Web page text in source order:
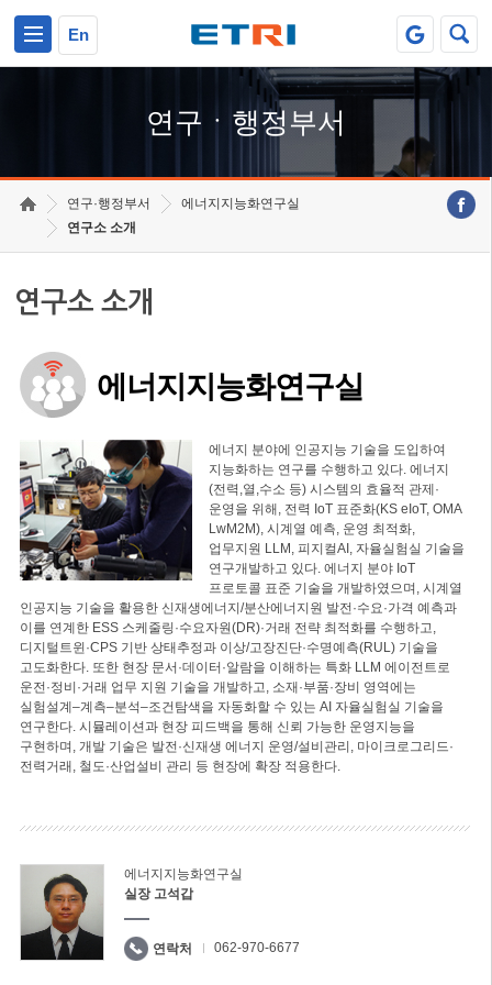
En
연구ㆍ행정부서
연구·행정부서
에너지지능화연구실
연구소 소개
연구소 소개
에너지지능화연구실
에너지 분야에 인공지능 기술을 도입하여
지능화하는 연구를 수행하고 있다. 에너지
(전력,열,수소 등) 시스템의 효율적 관제·
운영을 위해, 전력 IoT 표준화(KS eIoT, OMA
LwM2M), 시계열 예측, 운영 최적화,
업무지원 LLM, 피지컬AI, 자율실험실 기술을
연구개발하고 있다. 에너지 분야 IoT
프로토콜 표준 기술을 개발하였으며, 시계열
인공지능 기술을 활용한 신재생에너지/분산에너지원 발전·수요·가격 예측과
이를 연계한 ESS 스케줄링·수요자원(DR)·거래 전략 최적화를 수행하고,
디지털트윈·CPS 기반 상태추정과 이상/고장진단·수명예측(RUL) 기술을
고도화한다. 또한 현장 문서·데이터·알람을 이해하는 특화 LLM 에이전트로
운전·정비·거래 업무 지원 기술을 개발하고, 소재·부품·장비 영역에는
실험설계–계측–분석–조건탐색을 자동화할 수 있는 AI 자율실험실 기술을
연구한다. 시뮬레이션과 현장 피드백을 통해 신뢰 가능한 운영지능을
구현하며, 개발 기술은 발전·신재생 에너지 운영/설비관리, 마이크로그리드·
전력거래, 철도·산업설비 관리 등 현장에 확장 적용한다.
에너지지능화연구실
실장 고석갑
연락처 062-970-6677